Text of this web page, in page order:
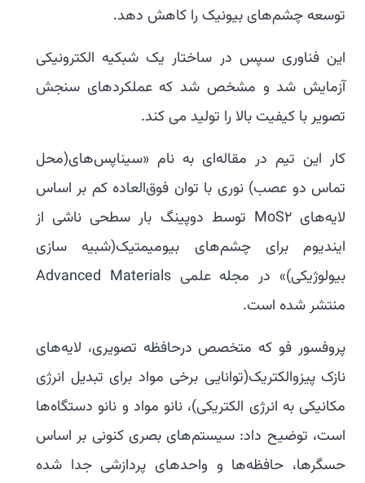
توسعه چشم‌های بیونیک را کاهش دهد.
این فناوری سپس در ساختار یک شبکیه الکترونیکی
آزمایش شد و مشخص شد که عملکردهای سنجش
تصویر با کیفیت بالا را تولید می کند.
کار این تیم در مقاله‌ای به نام «سیناپس‌های(محل
تماس دو عصب) نوری با توان فوق‌العاده کم بر اساس
لایه‌های MoS2 توسط دوپینگ بار سطحی ناشی از
ایندیوم برای چشم‌های بیومیمتیک(شبیه سازی
بیولوژیکی)» در مجله علمی Advanced Materials
منتشر شده است.
پروفسور فو که متخصص درحافظه تصویری، لایه‌های
نازک پیزوالکتریک(توانایی برخی مواد برای تبدیل انرژی
مکانیکی به انرژی الکتریکی)، نانو مواد و نانو دستگاه‌ها
است، توضیح داد: سیستم‌های بصری کنونی بر اساس
حسگرها، حافظه‌ها و واحدهای پردازشی جدا شده